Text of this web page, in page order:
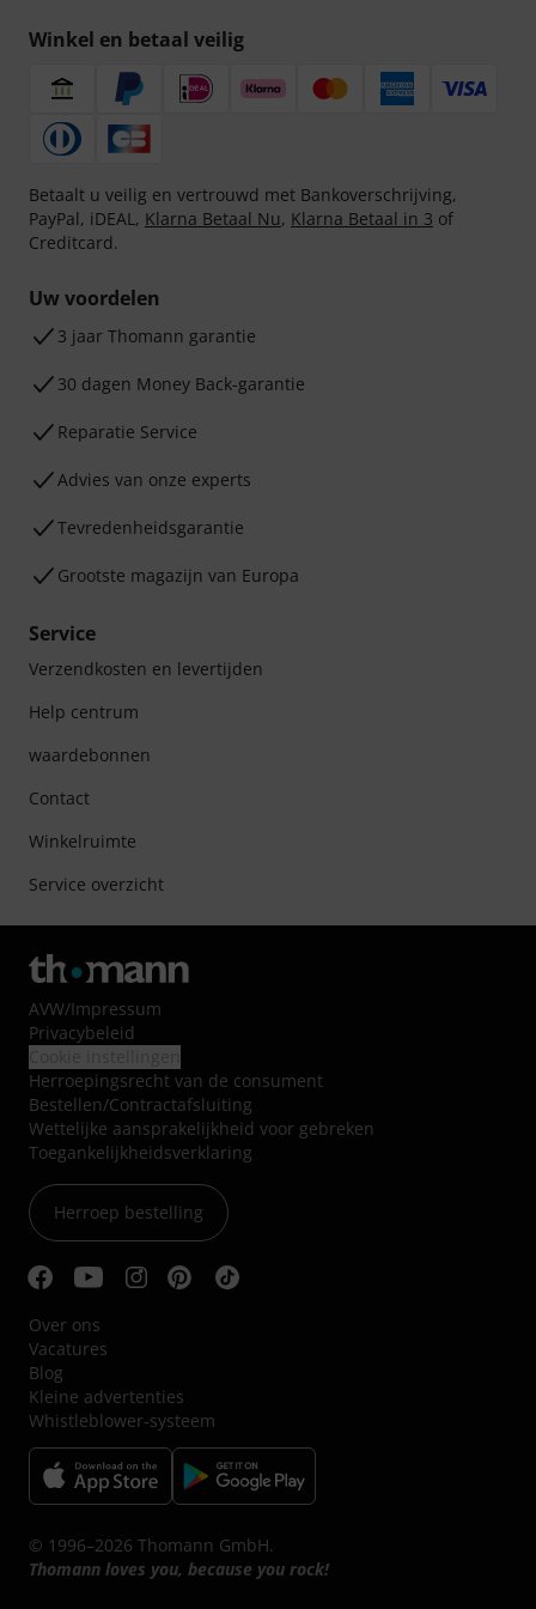
Winkel en betaal veilig
Betaalt u veilig en vertrouwd met Bankoverschrijving,
PayPal, iDEAL, Klarna Betaal Nu, Klarna Betaal in 3 of
Creditcard.
Uw voordelen
3 jaar Thomann garantie
30 dagen Money Back-garantie
Reparatie Service
Advies van onze experts
Tevredenheidsgarantie
Grootste magazijn van Europa
Service
Verzendkosten en levertijden
Help centrum
waardebonnen
Contact
Winkelruimte
Service overzicht
AVW/Impressum
Privacybeleid
Herroepingsrecht van de consument
Bestellen/Contractafsluiting
Wettelijke aansprakelijkheid voor gebreken
Toegankelijkheidsverklaring
Herroep bestelling
Over ons
Vacatures
Blog
Kleine advertenties
Whistleblower-systeem
© 1996–2026 Thomann GmbH.
Thomann loves you, because you rock!